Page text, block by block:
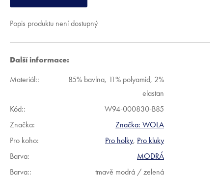
Popis produktu není dostupný
Další informace:
Materiál::
85% bavlna, 11% polyamid, 2%
elastan
Kód::
W94-000830-B85
Značka:
Značka: WOLA
Pro koho: Pro holky, Pro kluky
Barva:
MODRÁ
Barva:: tmavě modrá / zelená